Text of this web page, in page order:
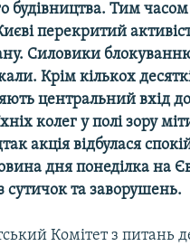
RFE/RL
будівництва. Тим
перекритий
Силовики
Крім кількох
центральний вхід
колег у полі зору
акція відбулася
дня понеділка на
сутичок та заворушень.
Комітет з питань